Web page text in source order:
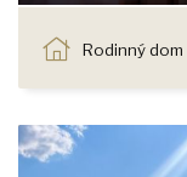
Rodinný dom